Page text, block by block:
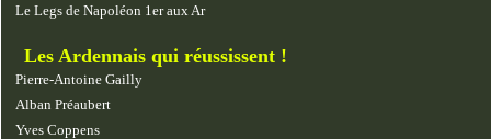
Le Legs de Napoléon 1er aux Ar
Les Ardennais qui réussissent !
Pierre-Antoine Gailly
Alban Préaubert
Yves Coppens